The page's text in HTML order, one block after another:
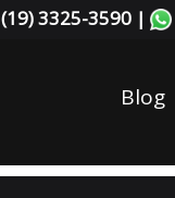
(19) 3325-3590 |
Blog